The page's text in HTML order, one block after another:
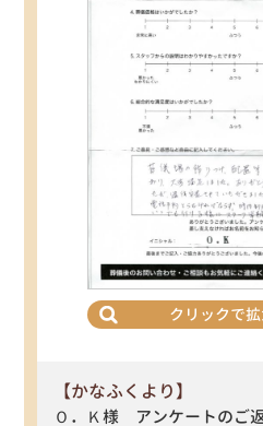
クリックで
【かなふくより】
Ｏ．Ｋ様 アンケートのご